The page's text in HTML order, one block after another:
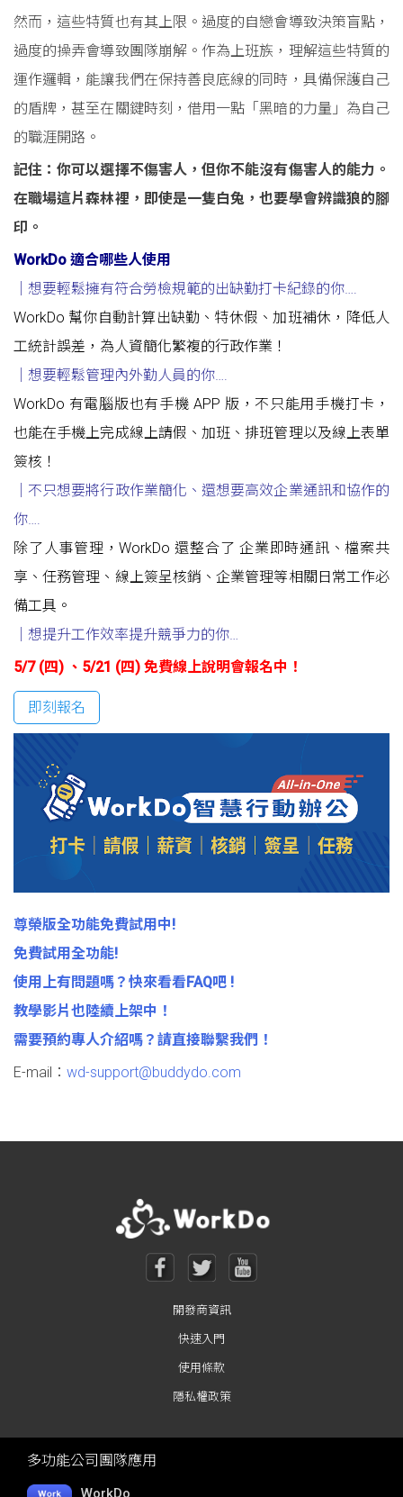
然而，這些特質也有其上限。過度的自戀會導致決策盲點，
過度的操弄會導致團隊崩解。作為上班族，理解這些特質的
運作邏輯，能讓我們在保持善良底線的同時，具備保護自己
的盾牌，甚至在關鍵時刻，借用一點「黑暗的力量」為自己
的職涯開路。
記住：你可以選擇不傷害人，但你不能沒有傷害人的能力。
在職場這片森林裡，即使是一隻白兔，也要學會辨識狼的腳
印。
WorkDo 適合哪些人使用
｜想要輕鬆擁有符合勞檢規範的出缺勤打卡紀錄的你….
WorkDo 幫你自動計算出缺勤、特休假、加班補休，降低人
工統計誤差，為人資簡化繁複的行政作業！
｜想要輕鬆管理內外勤人員的你….
WorkDo 有電腦版也有手機 APP 版，不只能用手機打卡，
也能在手機上完成線上請假、加班、排班管理以及線上表單
簽核！
｜不只想要將行政作業簡化 、還想要高效企業通訊和協作的
你….
除了人事管理，WorkDo 還整合了 企業即時通訊、檔案共
享、任務管理、線上簽呈核銷、企業管理等相關日常工作必
備工具。
｜想提升工作效率提升競爭力的你…
5/7 (四) 、5/21 (四) 免費線上說明會報名中！
即刻報名
尊榮版全功能免費試用中!
免費試用全功能!
使用上有問題嗎？快來看看FAQ吧 !
教學影片也陸續上架中！
需要預約專人介紹嗎？請直接聯繫我們！
E-mail： wd-support@buddydo.com
開發商資訊
快速入門
使用條款
隱私權政策
多功能公司團隊應用
WorkDo